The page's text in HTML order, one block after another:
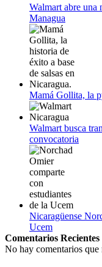
Empieza La Liga
Walmart abre una
Managua
Mamá Gollita, la
Walmart busca
convocatoria
Nicaragüense
Ucem
Comentarios Recientes
No hay comentarios que